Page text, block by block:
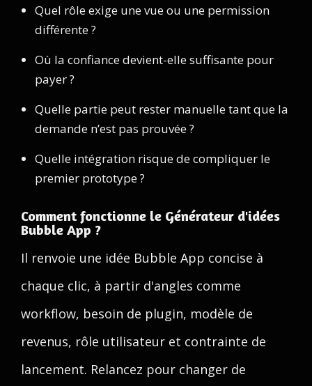
Quel rôle exige une vue ou une permission
différente ?
Où la confiance devient-elle suffisante pour
payer ?
Quelle partie peut rester manuelle tant que la
demande n’est pas prouvée ?
Quelle intégration risque de compliquer le
premier prototype ?
Comment fonctionne le Générateur d'idées
Bubble App ?
Il renvoie une idée Bubble App concise à
chaque clic, à partir d'angles comme
workflow, besoin de plugin, modèle de
revenus, rôle utilisateur et contrainte de
lancement. Relancez pour changer de